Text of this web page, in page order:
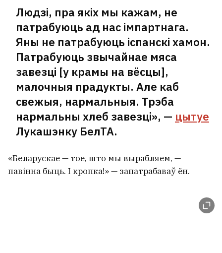
Людзі, пра якіх мы кажам, не
патрабуюць ад нас імпартнага.
Яны не патрабуюць іспанскі хамон.
Патрабуюць звычайнае мяса
завезці [у крамы на вёсцы],
малочныя прадукты. Але каб
свежыя, нармальныя. Трэба
нармальны хлеб завезці», — цытуе
Лукашэнку БелТА.
«Беларускае — тое, што мы вырабляем, —
павінна быць. І кропка!» — запатрабаваў ён.